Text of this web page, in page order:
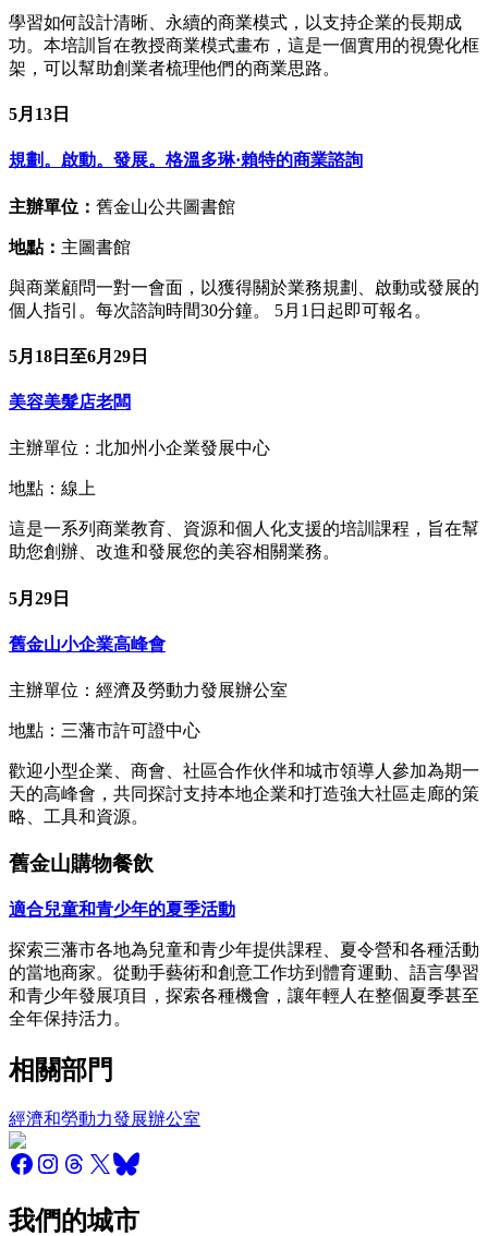
學習如何設計清晰、永續的商業模式，以支持企業的長期成
功。本培訓旨在教授商業模式畫布，這是一個實用的視覺化框
架，可以幫助創業者梳理他們的商業思路。
5月13日
規劃。啟動。發展。格溫多琳·賴特的商業諮詢
主辦單位： 舊金山公共圖書館
地點： 主圖書館
與商業顧問一對一會面，以獲得關於業務規劃、啟動或發展的
個人指引。每次諮詢時間30分鐘。 5月1日起即可報名。
5月18日至6月29日
美容美髮店老闆
主辦單位：北加州小企業發展中心
地點：線上
這是一系列商業教育、資源和個人化支援的培訓課程，旨在幫
助您創辦、改進和發展您的美容相關業務。
5月29日
舊金山小企業高峰會
主辦單位：經濟及勞動力發展辦公室
地點：三藩市許可證中心
歡迎小型企業、商會、社區合作伙伴和城市領導人參加為期一
天的高峰會，共同探討支持本地企業和打造強大社區走廊的策
略、工具和資源。
舊金山購物餐飲
適合兒童和青少年的夏季活動
探索三藩市各地為兒童和青少年提供課程、夏令營和各種活動
的當地商家。從動手藝術和創意工作坊到體育運動、語言學習
和青少年發展項目，探索各種機會，讓年輕人在整個夏季甚至
全年保持活力。
相關部門
經濟和勞動力發展辦公室
我們的城市